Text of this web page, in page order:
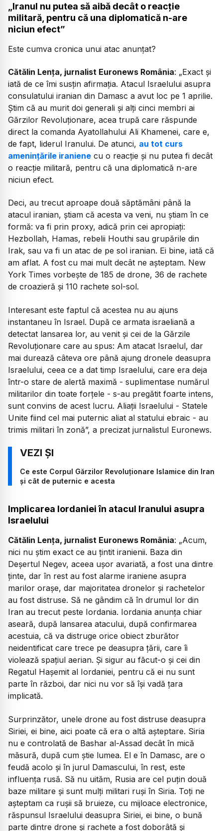
„Iranul nu putea să aibă decât o reacție
militară, pentru că una diplomatică n-are
niciun efect”
Este cumva cronica unui atac anunțat?
Cătălin Lența, jurnalist Euronews România: „Exact și
iată de ce îmi susțin afirmația. Atacul Israelului asupra
consulatului iranian din Damasc a avut loc pe 1 aprilie.
Știm că au murit doi generali și alți cinci membri ai
Gărzilor Revoluționare, acea trupă care răspunde
direct la comanda Ayatollahului Ali Khamenei, care e,
de fapt, liderul Iranului. De atunci, au tot curs
amenințările iraniene cu o reacție și nu putea fi decât
o reacție militară, pentru că una diplomatică n-are
niciun efect.
Deci, au trecut aproape două săptămâni până la
atacul iranian, știam că acesta va veni, nu știam în ce
formă: va fi prin proxy, adică prin cei apropiați:
Hezbollah, Hamas, rebelii Houthi sau grupările din
Irak, sau va fi un atac de pe sol iranian. Ei bine, iată că
am aflat. A fost cu mai mult decât ne așteptam. New
York Times vorbește de 185 de drone, 36 de rachete
de croazieră și 110 rachete sol-sol.
Interesant este faptul că acestea nu au ajuns
instantaneu în Israel. După ce armata israeliană a
detectat lansarea lor, au venit și cei de la Gărzile
Revoluționare care au spus: Am atacat Israelul, dar
mai durează câteva ore până ajung dronele deasupra
Israelului, ceea ce a dat timp Israelului, care era deja
într-o stare de alertă maximă - suplimentase numărul
militarilor din toate forțele - s-au pregătit foarte intens,
sunt convins de acest lucru. Aliații Israelului - Statele
Unite fiind cel mai puternic aliat al statului ebraic - au
trimis militari în zonă”, a precizat jurnalistul Euronews.
Ce este Corpul Gărzilor Revoluționare Islamice din Iran
și cât de puternic e acesta
Implicarea Iordaniei în atacul Iranului asupra
Israelului
Cătălin Lența, jurnalist Euronews România: „Acum,
nici nu știm exact ce au țintit iranienii. Baza din
Deșertul Negev, aceea ușor avariată, a fost una dintre
ținte, dar în rest au fost alarme iraniene asupra
marilor orașe, dar majoritatea dronelor și rachetelor
au fost distruse. Să ne gândim că în drumul lor din
Iran au trecut peste Iordania. Iordania anunța chiar
aseară, după lansarea atacului, după confirmarea
acestuia, că va distruge orice obiect zburător
neidentificat care trece pe deasupra țării, care îi
violează spațiul aerian. Și sigur au făcut-o și cei din
Regatul Hașemit al Iordaniei, pentru că ei nu sunt
parte în război, dar nici nu vor să își vadă țara
implicată.
Surprinzător, unele drone au fost distruse deasupra
Siriei, ei bine, aici poate că era o altă așteptare. Siria
nu e controlată de Bashar al-Assad decât în mică
măsură, după cum știe lumea. El e în Damasc, are o
feudă acolo și în jurul Damascului, în rest, este
influența rusă. Să nu uităm, Rusia are cel puțin două
baze militare și sunt mulți militari ruși în Siria. Toți ne
așteptam ca rușii să bruieze, cu mijloace electronice,
răspunsul Israelului deasupra Siriei, ei bine, o bună
parte dintre drone și rachete a fost doborâtă și